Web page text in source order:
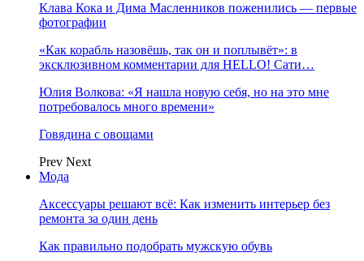
Клава Кока и Дима Масленников поженились — первые
фотографии
«Как корабль назовёшь, так он и поплывёт»: в
эксклюзивном комментарии для HELLO! Сати…
Юлия Волкова: «Я нашла новую себя, но на это мне
потребовалось много времени»
Говядина с овощами
Prev Next
Мода
Аксессуары решают всё: Как изменить интерьер без
ремонта за один день
Как правильно подобрать мужскую обувь